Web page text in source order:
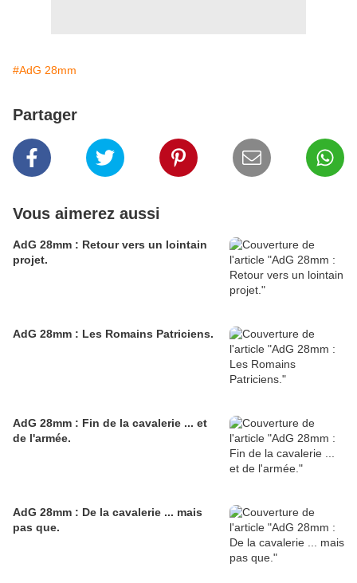
#AdG 28mm
Partager
Vous aimerez aussi
AdG 28mm : Retour vers un lointain
projet.
AdG 28mm : Les Romains Patriciens.
AdG 28mm : Fin de la cavalerie ... et
de l'armée.
AdG 28mm : De la cavalerie ... mais
pas que.